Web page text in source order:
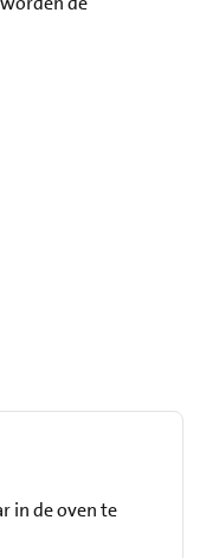
in de oven te